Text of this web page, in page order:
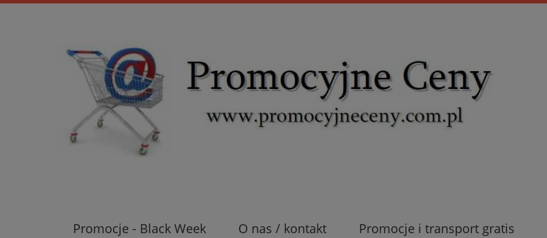
Promocje - Black Week O nas / kontakt Promocje i transport gratis